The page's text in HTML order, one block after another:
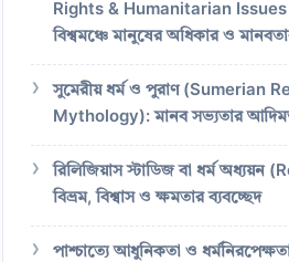
Rights & Humanitarian
বিশ্বমঞ্চে মানুষের অধিকার ও
সুমেরীয় ধর্ম ও পুরাণ (Sumerian
Mythology): মানব সভ্যতার
রিলিজিয়াস স্টাডিজ বা ধর্ম
বিভ্রম, বিশ্বাস ও ক্ষমতার ব্যবচ্ছেদ
পাশ্চাত্যে আধুনিকতা ও ধর্মনিরপেক্ষতার